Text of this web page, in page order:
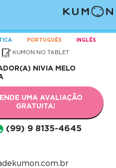
PORTUGUÊS INGLÊS
KUMON NO TABLET
NIVIA MELO
UMA AVALIAÇÃO
GRATUITA!
(99) 9 8135-4645